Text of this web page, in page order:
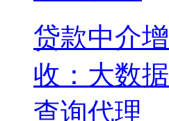
贷款中介增
收：大数据
查询代理